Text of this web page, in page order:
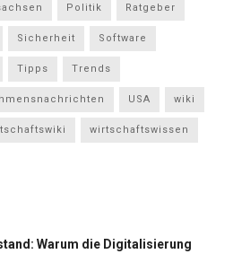
Politik Ratgeber
Sicherheit Software
Tipps Trends
USA wiki
wirtschaftswissen
Warum die Digitalisierung